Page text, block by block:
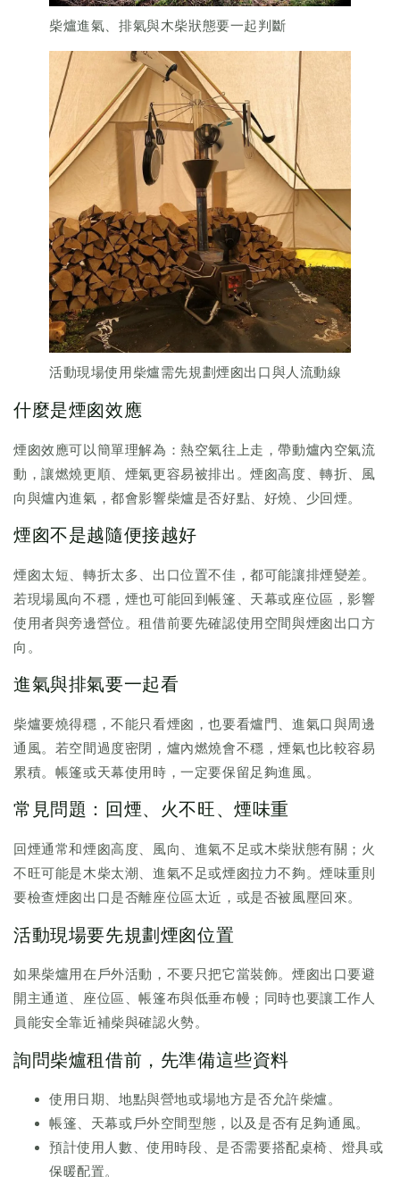
柴爐進氣、排氣與木柴狀態要一起判斷
活動現場使用柴爐需先規劃煙囪出口與人流動線
什麼是煙囪效應
煙囪效應可以簡單理解為：熱空氣往上走，帶動爐內空氣流
動，讓燃燒更順、煙氣更容易被排出。煙囪高度、轉折、風
向與爐內進氣，都會影響柴爐是否好點、好燒、少回煙。
煙囪不是越隨便接越好
煙囪太短、轉折太多、出口位置不佳，都可能讓排煙變差。
若現場風向不穩，煙也可能回到帳篷、天幕或座位區，影響
使用者與旁邊營位。租借前要先確認使用空間與煙囪出口方
向。
進氣與排氣要一起看
柴爐要燒得穩，不能只看煙囪，也要看爐門、進氣口與周邊
通風。若空間過度密閉，爐內燃燒會不穩，煙氣也比較容易
累積。帳篷或天幕使用時，一定要保留足夠進風。
常見問題：回煙、火不旺、煙味重
回煙通常和煙囪高度、風向、進氣不足或木柴狀態有關；火
不旺可能是木柴太潮、進氣不足或煙囪拉力不夠。煙味重則
要檢查煙囪出口是否離座位區太近，或是否被風壓回來。
活動現場要先規劃煙囪位置
如果柴爐用在戶外活動，不要只把它當裝飾。煙囪出口要避
開主通道、座位區、帳篷布與低垂布幔；同時也要讓工作人
員能安全靠近補柴與確認火勢。
詢問柴爐租借前，先準備這些資料
使用日期、地點與營地或場地方是否允許柴爐。
帳篷、天幕或戶外空間型態，以及是否有足夠通風。
預計使用人數、使用時段、是否需要搭配桌椅、燈具或
保暖配置。